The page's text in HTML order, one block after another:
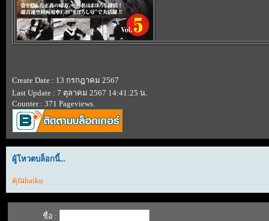
Create Date : 13 กรกฎาคม 2567
Last Update : 7 ตุลาคม 2567 14:41:25 น.
Counter : 371 Pageviews.
ผู้โหวตบล็อกนี้...
คุณhaiku
ชื่อ :